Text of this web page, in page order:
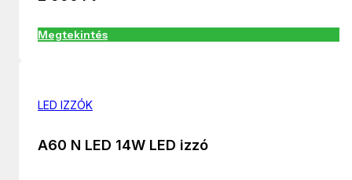
Megtekintés
LED IZZÓK
A60 N LED 14W LED izzó